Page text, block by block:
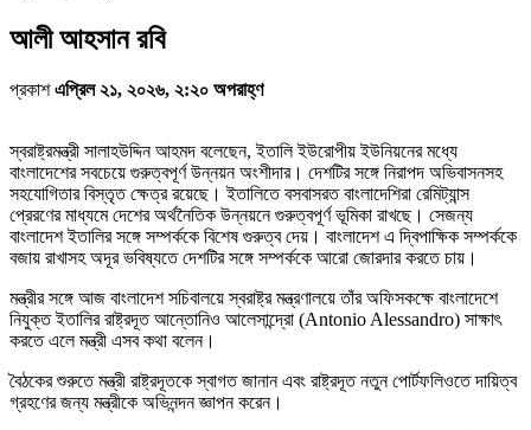
আলী আহসান রবি
প্রকাশএপ্রিল ২১, ২০২৬, ২:২০ অপরাহ্ণ
স্বরাষ্ট্রমন্ত্রী সালাহউদ্দিন আহমদ বলেছেন, ইতালি ইউরোপীয় ইউনিয়নের মধ্যে
বাংলাদেশের সবচেয়ে গুরুত্বপূর্ণ উন্নয়ন অংশীদার। দেশটির সঙ্গে নিরাপদ অভিবাসনসহ
সহযোগিতার বিস্তৃত ক্ষেত্র রয়েছে। ইতালিতে বসবাসরত বাংলাদেশিরা রেমিট্যান্স
প্রেরণের মাধ্যমে দেশের অর্থনৈতিক উন্নয়নে গুরুত্বপূর্ণ ভূমিকা রাখছে। সেজন্য
বাংলাদেশ ইতালির সঙ্গে সম্পর্ককে বিশেষ গুরুত্ব দেয়। বাংলাদেশ এ দ্বিপাক্ষিক সম্পর্ককে
বজায় রাখাসহ অদূর ভবিষ্যতে দেশটির সঙ্গে সম্পর্ককে আরো জোরদার করতে চায়।
মন্ত্রীর সঙ্গে আজ বাংলাদেশ সচিবালয়ে স্বরাষ্ট্র মন্ত্রণালয়ে তাঁর অফিসকক্ষে বাংলাদেশে
নিযুক্ত ইতালির রাষ্ট্রদূত আন্তোনিও আলেসান্দ্রো (Antonio Alessandro) সাক্ষাৎ
করতে এলে মন্ত্রী এসব কথা বলেন।
বৈঠকের শুরুতে মন্ত্রী রাষ্ট্রদূতকে স্বাগত জানান এবং রাষ্ট্রদূত নতুন পোর্টফলিওতে দায়িত্ব
গ্রহণের জন্য মন্ত্রীকে অভিনন্দন জ্ঞাপন করেন।